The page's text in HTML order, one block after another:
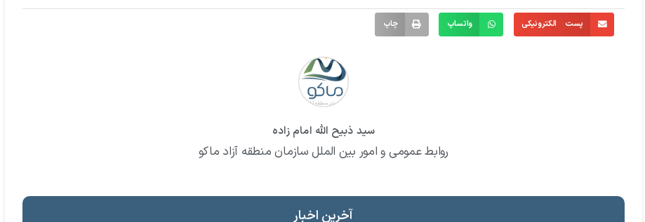
پست الکترونیکی واتساپ چاپ
سید ذبیح الله امام زاده
روابط عمومی و امور بین الملل سازمان منطقه آزاد ماکو
آخرین اخبار